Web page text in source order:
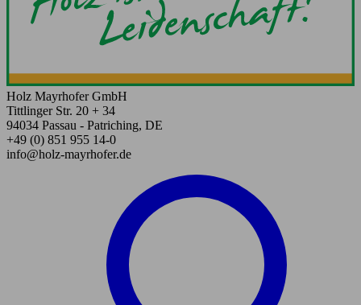
Holz Mayrhofer GmbH
Tittlinger Str. 20 + 34
94034 Passau - Patriching, DE
+49 (0) 851 955 14-0
info@holz-mayrhofer.de